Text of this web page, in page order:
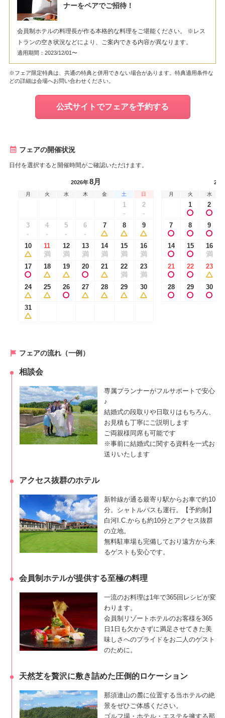
ナーをペアでご招待！
会員制ホテルの料理長が作る本格的な料理をご堪能ください。 ※レス
トランの空き状況などにより、ご案内できる内容が異なります。
適用期間：2023/12/01〜
※フェア限定特典は、共通の特典と併用できない場合があります。特典適用条件な
どの詳細は会場へお問い合わせください。
公式サイトでフェアを予約する
フェアの開催状況
日付を選択すると開催時間がご確認いただけます。
2026年8月
月 火 水 木 金 土 日
1
-
2
-
3
-
4
-
5
-
6
-
7 8 9
10 11
満
12
満
13
満
14
満
15
満
16
満
17 18 19 20 21 22
満
23
満
24 25 26 27 28 29 30
31
月 火 水
1 2
7 8 9
14 15 16
満
21 22 23
28 29 30
フェアの流れ（一例）
相談会
専属プランナーがフルサポートで安心
♪
結婚式の段取りや日取りはもちろん、
お見積も丁寧にご説明します
ご両親様同席も可能です
※事前に結婚式に関する資料を一式お
送りいたします
アクセス抜群のホテル
新幹線が通る最寄り駅からお車で約10
分。シャトルバスも運行。【予約制】
白河I.C.からも約10分とアクセス抜群
の立地。
無料駐車場も完備しており遠方から来
るゲストも安心です。
会員制ホテルが提供する至極の料理
一流のお料理は1年で365回レシピが変
わります。
会員制リゾートホテルのお客様を365
日1日も欠かさずに満足させてきた美
味しさへのプライドをお二人のゲスト
のために。
天然芝を贅沢に敷き詰めた圧倒的ロケーション
那須連山の麓に位置する当ホテルの絶
景をぜひご体感ください。
ゴルフ場・ホテル・エステを擁する那